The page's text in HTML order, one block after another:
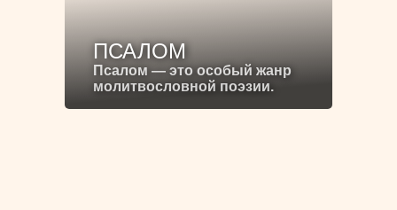
ПСАЛОМ
Псалом — это особый жанр
молитвословной поэзии.